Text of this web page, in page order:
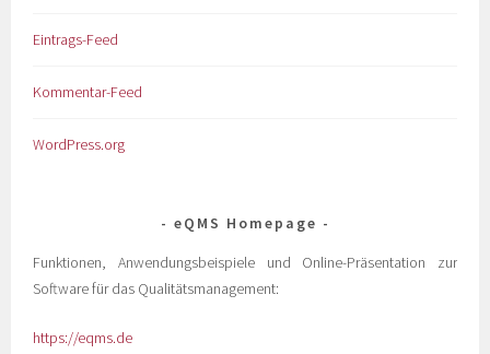
Eintrags-Feed
Kommentar-Feed
WordPress.org
eQMS Homepage
Funktionen, Anwendungsbeispiele und Online-Präsentation zur
Software für das Qualitätsmanagement:
https://eqms.de